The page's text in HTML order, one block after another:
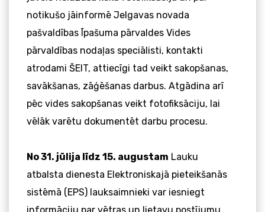
notikušo jāinformē Jelgavas novada
pašvaldības Īpašuma pārvaldes Vides
pārvaldības nodaļas speciālisti, kontakti
atrodami ŠEIT, attiecīgi tad veikt sakopšanas,
savākšanas, zāģēšanas darbus. Atgādina arī
pēc vides sakopšanas veikt fotofiksāciju, lai
vēlāk varētu dokumentēt darbu procesu.
No 31. jūlija līdz 15. augustam Lauku
atbalsta dienesta Elektroniskajā pieteikšanās
sistēmā (EPS) lauksaimnieki var iesniegt